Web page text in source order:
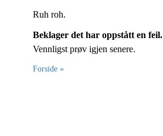
Ruh roh.
Beklager det har oppstått en feil.
Vennligst prøv igjen senere.
Forside »